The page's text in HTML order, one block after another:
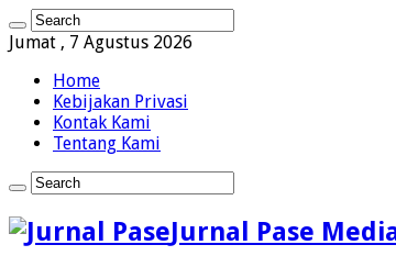
Jumat , 7 Agustus 2026
Home
Kebijakan Privasi
Kontak Kami
Tentang Kami
Jurnal Pase